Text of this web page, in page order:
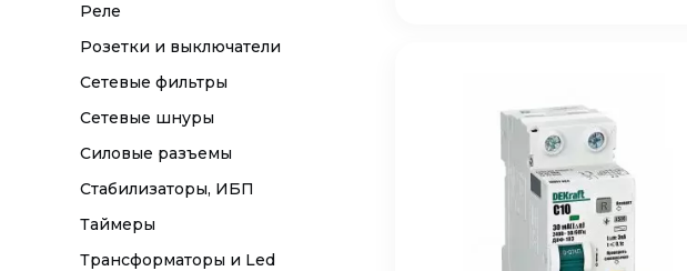
Реле
Розетки и выключатели
Сетевые фильтры
Сетевые шнуры
Силовые разъемы
Стабилизаторы, ИБП
Таймеры
Трансформаторы и Led